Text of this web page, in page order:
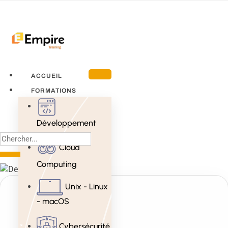
ACCUEIL
FORMATIONS
Développement
Cloud
Computing
Unix - Linux
- macOS